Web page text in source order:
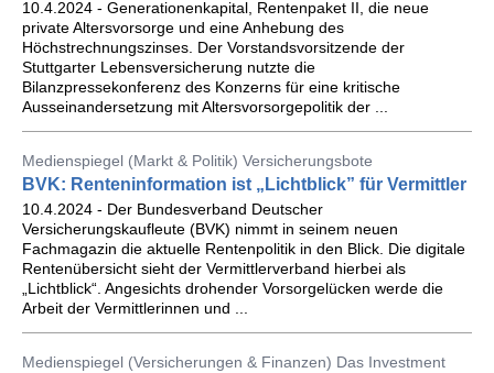
10.4.2024 - Generationenkapital, Rentenpaket II, die neue
private Altersvorsorge und eine Anhebung des
Höchstrechnungszinses. Der Vorstandsvorsitzende der
Stuttgarter Lebensversicherung nutzte die
Bilanzpressekonferenz des Konzerns für eine kritische
Ausseinandersetzung mit Altersvorsorgepolitik der ...
Medienspiegel (Markt & Politik) Versicherungsbote
BVK: Renteninformation ist „Lichtblick” für Vermittler
10.4.2024 - Der Bundesverband Deutscher
Versicherungskaufleute (BVK) nimmt in seinem neuen
Fachmagazin die aktuelle Rentenpolitik in den Blick. Die digitale
Rentenübersicht sieht der Vermittlerverband hierbei als
„Lichtblick“. Angesichts drohender Vorsorgelücken werde die
Arbeit der Vermittlerinnen und ...
Medienspiegel (Versicherungen & Finanzen) Das Investment